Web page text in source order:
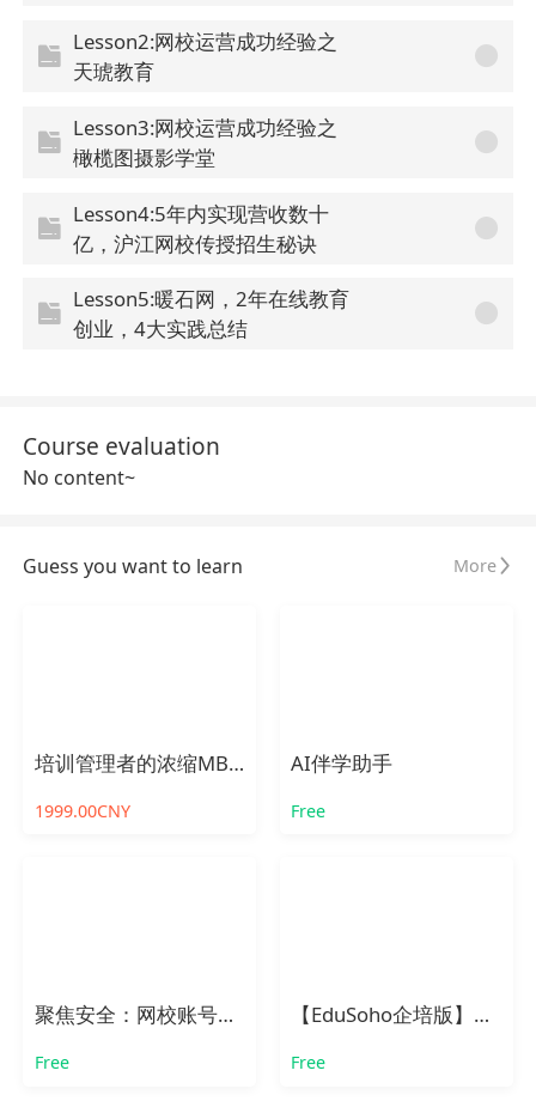
Lesson2:网校运营成功经验之
天琥教育
Lesson3:网校运营成功经验之
橄榄图摄影学堂
Lesson4:5年内实现营收数十
亿，沪江网校传授招生秘诀
Lesson5:暖石网，2年在线教育
创业，4大实践总结
Course evaluation
No content~
Guess you want to learn More
培训管理者的浓缩MBA公开课
1999.00CNY
AI伴学助手
Free
聚焦安全：网校账号管理漏洞剖析与防范对策
Free
【EduSoho企培版】产品介绍
Free